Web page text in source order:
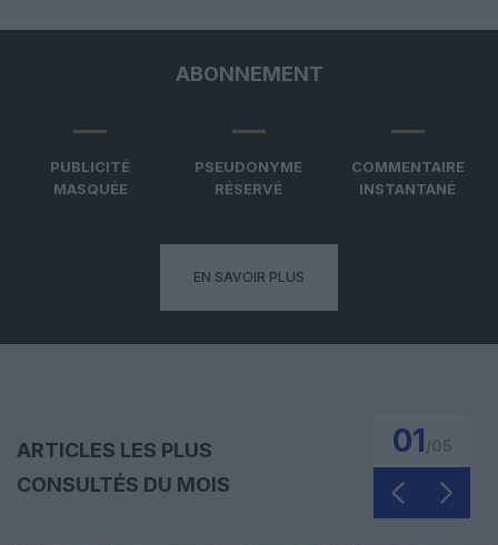
ABONNEMENT
PUBLICITÉ
MASQUÉE
PSEUDONYME
RÉSERVÉ
COMMENTAIRE
INSTANTANÉ
EN SAVOIR PLUS
ARTICLES LES PLUS
CONSULTÉS DU MOIS
01